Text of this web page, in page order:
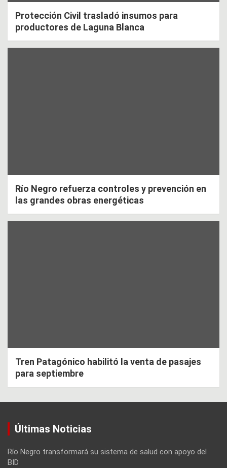
Protección Civil trasladó insumos para
productores de Laguna Blanca
Río Negro refuerza controles y prevención en
las grandes obras energéticas
Tren Patagónico habilitó la venta de pasajes
para septiembre
Últimas Noticias
Río Negro transformará su sistema de salud con apoyo del
BID